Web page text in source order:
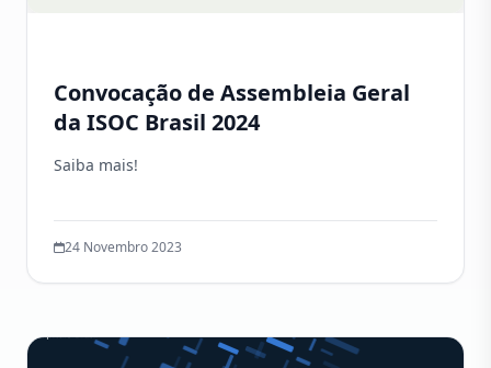
Convocação de Assembleia Geral
da ISOC Brasil 2024
Saiba mais!
24 Novembro 2023